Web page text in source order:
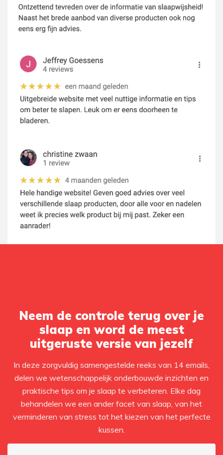
Neem de controle terug over je
slaap en word de meest
uitgeruste versie van jezelf
In deze zorgvuldig samengestelde reeks van 14 emails,
delen we wetenschappelijk onderbouwde inzichten en
praktische tips om je slaap te verbeteren. Elke dag
behandelen we een ander facet van slaap, van het
verminderen van stress tot het kiezen van het perfecte
kussen.